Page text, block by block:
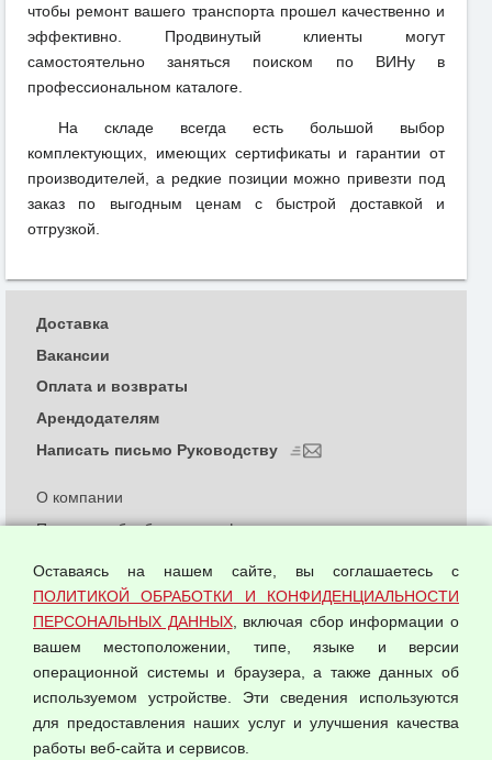
чтобы ремонт вашего транспорта прошел качественно и
эффективно. Продвинутый клиенты могут
самостоятельно заняться поиском по ВИНу в
профессиональном каталоге.
На складе всегда есть большой выбор
комплектующих, имеющих сертификаты и гарантии от
производителей, а редкие позиции можно привезти под
заказ по выгодным ценам с быстрой доставкой и
отгрузкой.
© 2026 ООО "Феникс"
О компании
Политика обработки и конфиденциальности
Согласием на обработку персональных данных
Оферта оптовой купли-продажи
Публичная оферта
Доставка
Вакансии
Оплата и возвраты
Арендодателям
Написать письмо Руководству
Оставаясь на нашем сайте, вы соглашаетесь с
ПОЛИТИКОЙ ОБРАБОТКИ И КОНФИДЕНЦИАЛЬНОСТИ
ПЕРСОНАЛЬНЫХ ДАННЫХ, включая сбор информации о
вашем местоположении, типе, языке и версии
операционной системы и браузера, а также данных об
используемом устройстве. Эти сведения используются
для предоставления наших услуг и улучшения качества
работы веб-сайта и сервисов.